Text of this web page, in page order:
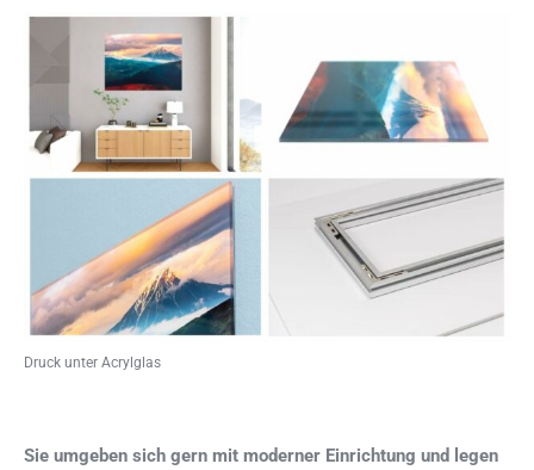
Druck unter Acrylglas
Sie umgeben sich gern mit moderner Einrichtung und legen